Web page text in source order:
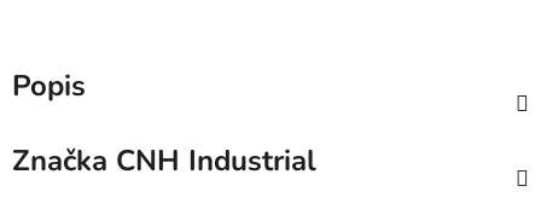
Popis
Značka CNH Industrial